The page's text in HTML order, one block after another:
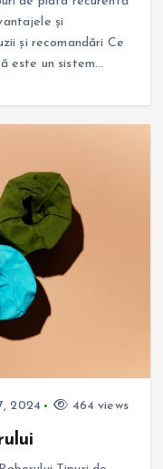
și
și recomandări Ce
este un sistem…
2024 464 views